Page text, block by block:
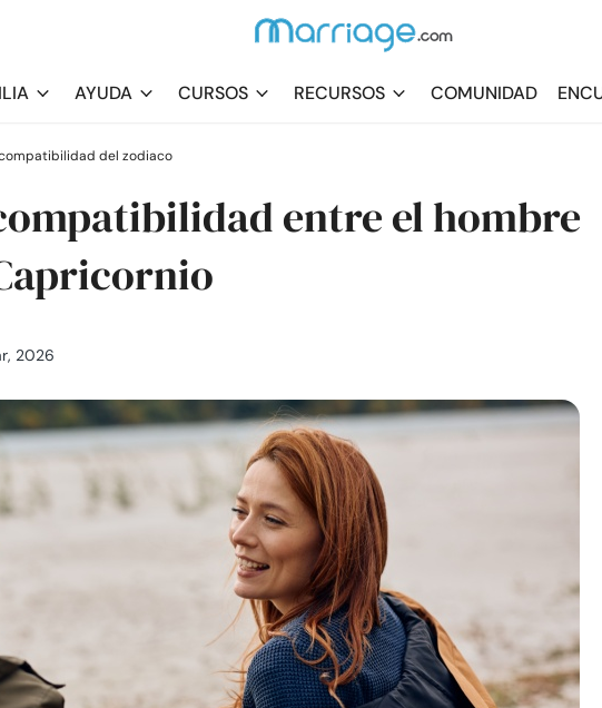
AYUDA CURSOS RECURSOS COMUNIDAD
del zodiaco
entre el hombre
2026